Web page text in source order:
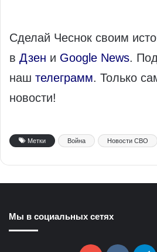
Сделай Чеснок своим
в Дзен и Google News.
наш телеграмм. Только
новости!
Метки Война Новости СВО
Мы в социальных сетях